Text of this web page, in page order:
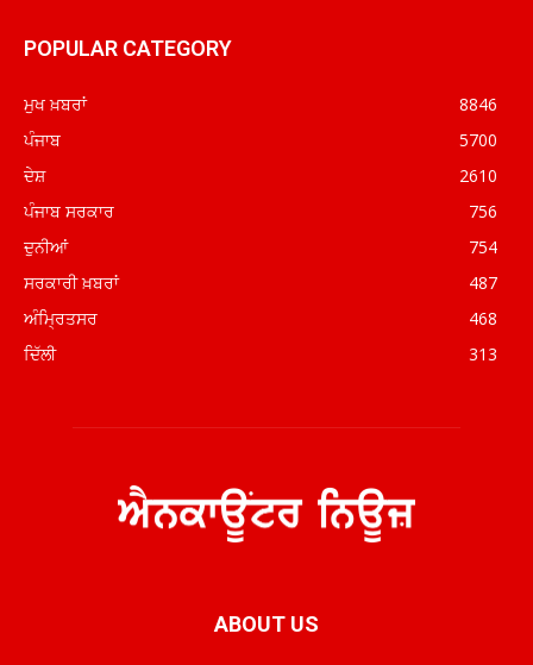
POPULAR CATEGORY
ਮੁਖ ਖ਼ਬਰਾਂ
8846
ਪੰਜਾਬ
5700
ਦੇਸ਼
2610
ਪੰਜਾਬ ਸਰਕਾਰ
756
ਦੁਨੀਆਂ
754
ਸਰਕਾਰੀ ਖ਼ਬਰਾਂ
487
ਅੰਮ੍ਰਿਤਸਰ
468
ਦਿੱਲੀ
313
ABOUT US